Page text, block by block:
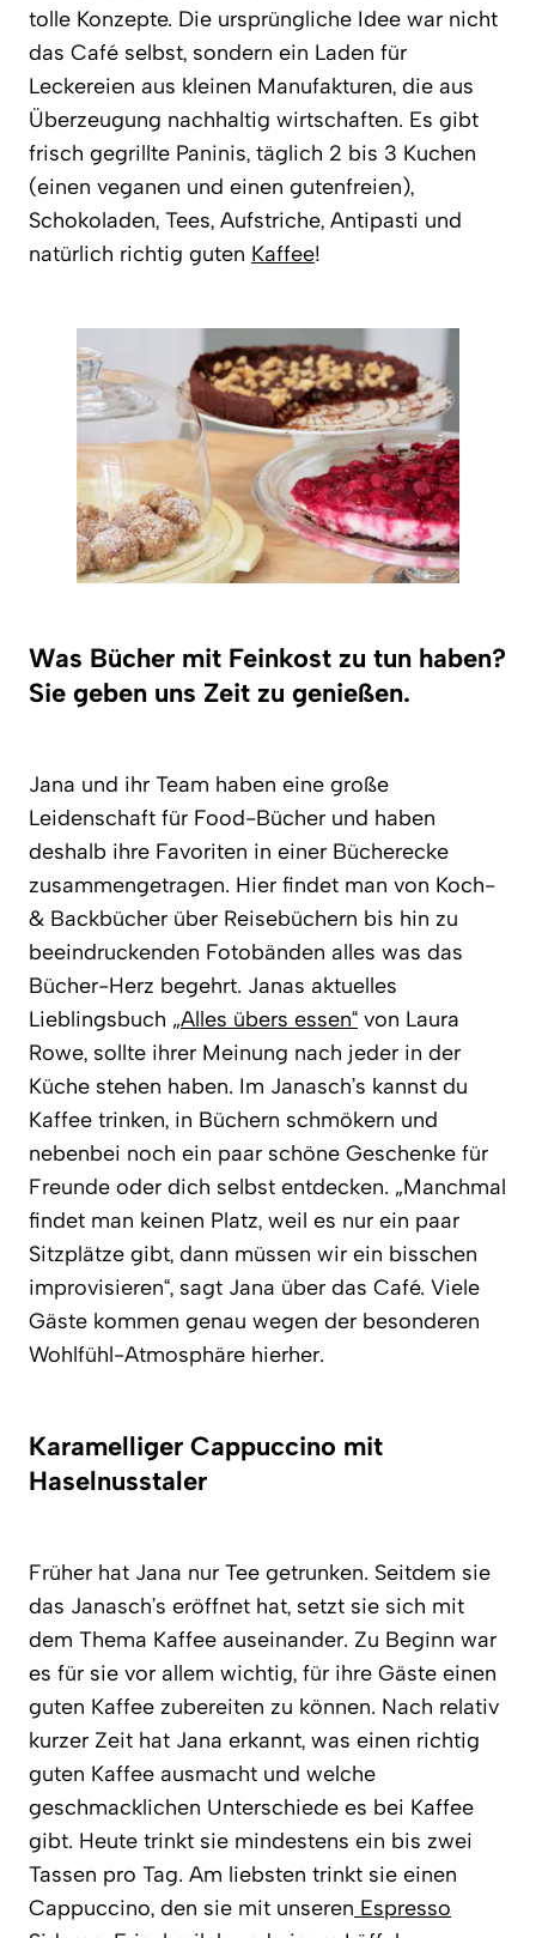
tolle Konzepte. Die ursprüngliche Idee war nicht
das Café selbst, sondern ein Laden für
Leckereien aus kleinen Manufakturen, die aus
Überzeugung nachhaltig wirtschaften. Es gibt
frisch gegrillte Paninis, täglich 2 bis ­3 Kuchen
(einen veganen und einen gutenfreien),
Schokoladen, Tees, Aufstriche, Antipasti und
natürlich richtig guten Kaffee!
Was Bücher mit Feinkost zu tun haben?
Sie geben uns Zeit zu genießen.
Jana und ihr Team haben eine große
Leidenschaft für Food-Bücher und haben
deshalb ihre Favoriten in einer Bücherecke
zusammengetragen. Hier findet man von Koch-
& Backbücher über Reisebüchern bis hin zu
beeindruckenden Fotobänden alles was das
Bücher-Herz begehrt. Janas aktuelles
Lieblingsbuch „Alles übers essen“ von Laura
Rowe, sollte ihrer Meinung nach jeder in der
Küche stehen haben. Im Janasch’s kannst du
Kaffee trinken, in Büchern schmökern und
nebenbei noch ein paar schöne Geschenke für
Freunde oder dich selbst entdecken. „Manchmal
findet man keinen Platz, weil es nur ein paar
Sitzplätze gibt, dann müssen wir ein bisschen
improvisieren“, sagt Jana über das Café. Viele
Gäste kommen genau wegen der besonderen
Wohlfühl-­Atmosphäre hierher.
Karamelliger Cappuccino mit
Haselnusstaler
Früher hat Jana nur Tee getrunken. Seitdem sie
das Janasch’s eröffnet hat, setzt sie sich mit
dem Thema Kaffee auseinander. Zu Beginn war
es für sie vor allem wichtig, für ihre Gäste einen
guten Kaffee zubereiten zu können. Nach relativ
kurzer Zeit hat Jana erkannt, was einen richtig
guten Kaffee ausmacht und welche
geschmacklichen Unterschiede es bei Kaffee
gibt. Heute trinkt sie mindestens ein bis zwei
Tassen pro Tag. Am liebsten trinkt sie einen
Cappuccino, den sie mit unseren Espresso